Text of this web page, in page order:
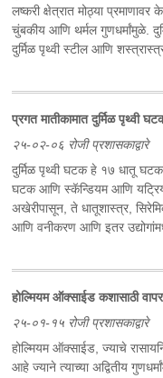
लष्करी क्षेत्रात मोठ्या
चुंबकीय आणि थर्मल गुणधर्मांमुळे.
दुर्मिळ पृथ्वी स्टील आणि
प्रगत मातीकामात दुर्मिळ पृथ्वी
२५-०२-०६ रोजी प्रशासकाद्वारे
दुर्मिळ पृथ्वी घटक हे १७ धातू
घटक आणि स्कॅन्डियम आणि
अखेरीपासून, ते धातूशास्त्र,
आणि वनीकरण आणि इतर
होल्मियम ऑक्साईड कशासाठी
२५-०१-१५ रोजी प्रशासकाद्वारे
होल्मियम ऑक्साईड, ज्याचे
आहे ज्याने त्याच्या अद्वितीय